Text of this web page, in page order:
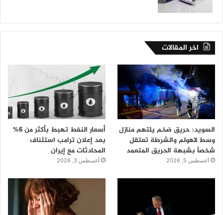
اخر المقالات
السويد: حريق ضخم يلتهم منازل
وسط لاهولم والشرطة تعتقل
شخصاً بشبهة الحريق المتعمد
أغسطس 5, 2026
أسعار النفط تهبط بأكثر من 6%
بعد إعلان ترامب استئناف
المحادثات مع إيران
أغسطس 3, 2026